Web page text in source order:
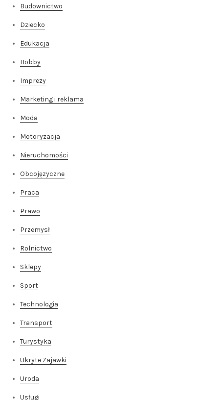
Budownictwo
Dziecko
Edukacja
Hobby
Imprezy
Marketing i reklama
Moda
Motoryzacja
Nieruchomości
Obcojęzyczne
Praca
Prawo
Przemysł
Rolnictwo
Sklepy
Sport
Technologia
Transport
Turystyka
Ukryte Zajawki
Uroda
Usługi